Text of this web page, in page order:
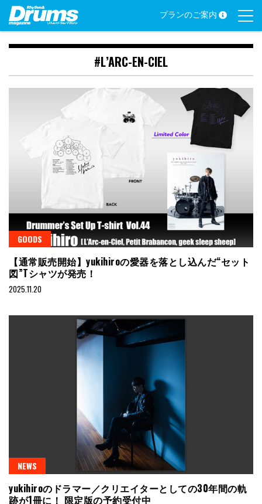
Skip
content
プランのご案内
#L’ARC-EN-CIEL
GOODS
【通常販売開始】yukihiroの愛器を落とし込んだ“セット
図”Tシャツが発売！
2025.11.20
NEWS
yukihiroのドラマー／クリエイターとしての30年間の軌
跡が1冊に！ 限定版の予約受付中